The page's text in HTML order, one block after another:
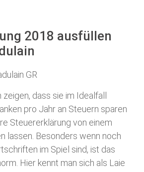
2018 ausfüllen
dass sie im Idealfall
pro Jahr an Steuern sparen
Steuererklärung von einem
lassen . Besonders wenn noch
im Spiel sind, ist das
Hier kennt man sich als Laie